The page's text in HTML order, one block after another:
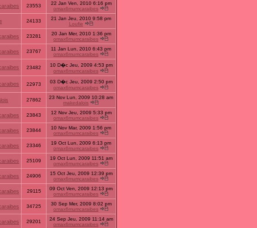
23553
22 Jan Ven, 2010 6:16 pm
omax6mumcaraibes
24133
21 Jan Jeu, 2010 9:58 pm
Loufie
23281
20 Jan Mer, 2010 1:36 pm
omax6mumcaraibes
23767
11 Jan Lun, 2010 6:43 pm
omax6mumcaraibes
23482
10 D�c Jeu, 2009 4:53 pm
omax6mumcaraibes
22973
03 D�c Jeu, 2009 2:50 pm
omax6mumcaraibes
27862
23 Nov Lun, 2009 10:28 am
makedalois
23843
12 Nov Jeu, 2009 5:33 pm
omax6mumcaraibes
23844
10 Nov Mar, 2009 1:56 pm
omax6mumcaraibes
23346
19 Oct Lun, 2009 6:13 pm
omax6mumcaraibes
25109
19 Oct Lun, 2009 11:51 am
omax6mumcaraibes
24906
15 Oct Jeu, 2009 12:39 pm
omax6mumcaraibes
29115
09 Oct Ven, 2009 12:13 pm
omax6mumcaraibes
34725
30 Sep Mer, 2009 8:02 pm
omax6mumcaraibes
29201
24 Sep Jeu, 2009 11:14 am
omax6mumcaraibes